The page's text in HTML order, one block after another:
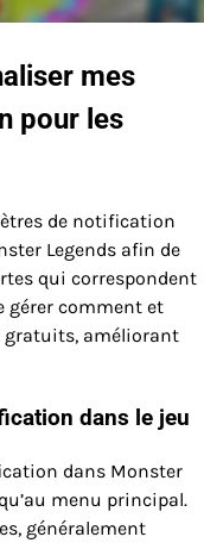
mes
pour les
de notification
Legends afin de
qui correspondent
gérer comment et
gratuits, améliorant
dans le jeu
dans Monster
menu principal.
généralement